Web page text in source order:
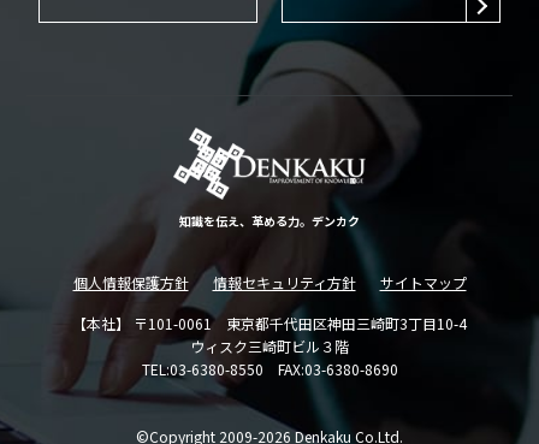
知識を伝え、革める力。デンカク
個人情報保護方針 情報セキュリティ方針
サイトマップ
【本社】 〒101-0061 東京都千代田区神田三崎町3丁目10-4
ウィスク三崎町ビル３階
TEL:03-6380-8550 FAX:03-6380-8690
©Copyright 2009-2026 Denkaku Co.Ltd.